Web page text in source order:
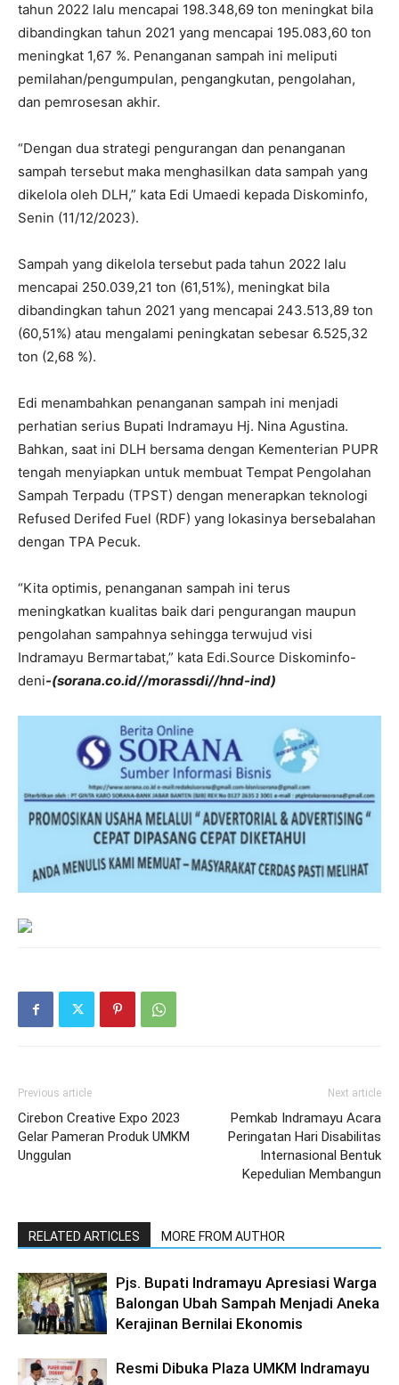
tahun 2022 lalu mencapai 198.348,69 ton meningkat bila
dibandingkan tahun 2021 yang mencapai 195.083,60 ton
meningkat 1,67 %. Penanganan sampah ini meliputi
pemilahan/pengumpulan, pengangkutan, pengolahan,
dan pemrosesan akhir.
“Dengan dua strategi pengurangan dan penanganan
sampah tersebut maka menghasilkan data sampah yang
dikelola oleh DLH,” kata Edi Umaedi kepada Diskominfo,
Senin (11/12/2023).
Sampah yang dikelola tersebut pada tahun 2022 lalu
mencapai 250.039,21 ton (61,51%), meningkat bila
dibandingkan tahun 2021 yang mencapai 243.513,89 ton
(60,51%) atau mengalami peningkatan sebesar 6.525,32
ton (2,68 %).
Edi menambahkan penanganan sampah ini menjadi
perhatian serius Bupati Indramayu Hj. Nina Agustina.
Bahkan, saat ini DLH bersama dengan Kementerian PUPR
tengah menyiapkan untuk membuat Tempat Pengolahan
Sampah Terpadu (TPST) dengan menerapkan teknologi
Refused Derifed Fuel (RDF) yang lokasinya bersebalahan
dengan TPA Pecuk.
“Kita optimis, penanganan sampah ini terus
meningkatkan kualitas baik dari pengurangan maupun
pengolahan sampahnya sehingga terwujud visi
Indramayu Bermartabat,” kata Edi.Source Diskominfo-
deni-(sorana.co.id//morassdi//hnd-ind)
Previous article
Cirebon Creative Expo 2023
Gelar Pameran Produk UMKM
Unggulan
Next article
Pemkab Indramayu Acara
Peringatan Hari Disabilitas
Internasional Bentuk
Kepedulian Membangun
RELATED ARTICLES MORE FROM AUTHOR
Pjs. Bupati Indramayu Apresiasi Warga
Balongan Ubah Sampah Menjadi Aneka
Kerajinan Bernilai Ekonomis
Resmi Dibuka Plaza UMKM Indramayu